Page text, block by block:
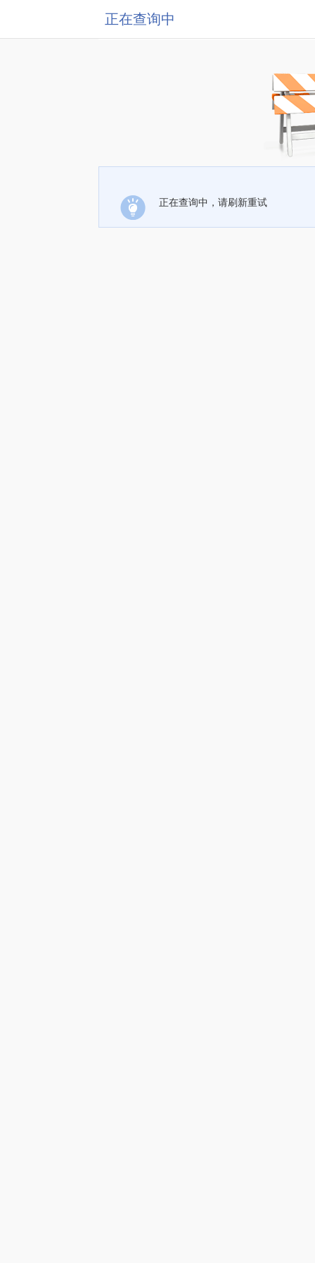
正在查询中
正在查询中，请刷新重试